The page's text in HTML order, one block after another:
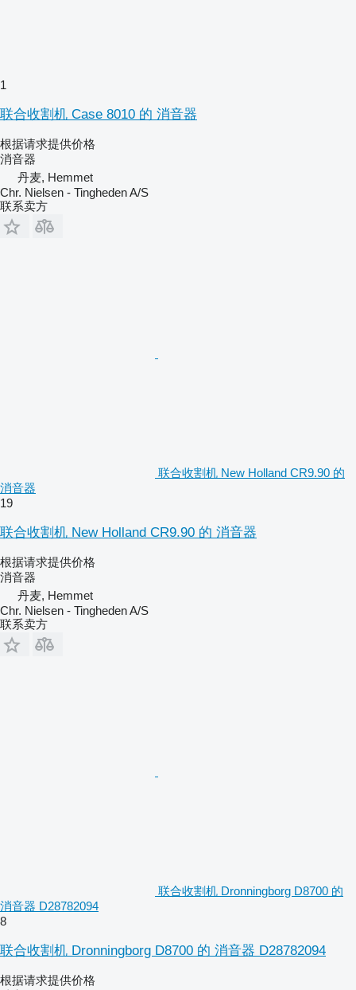
1
联合收割机 Case 8010 的 消音器
根据请求提供价格
消音器
丹麦, Hemmet
Chr. Nielsen - Tingheden A/S
联系卖方
联合收割机 New Holland CR9.90 的
消音器
19
联合收割机 New Holland CR9.90 的 消音器
根据请求提供价格
消音器
丹麦, Hemmet
Chr. Nielsen - Tingheden A/S
联系卖方
联合收割机 Dronningborg D8700 的
消音器 D28782094
8
联合收割机 Dronningborg D8700 的 消音器 D28782094
根据请求提供价格